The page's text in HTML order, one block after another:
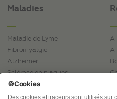
Maladies
Maladie de Lyme
Fibromyalgie
Alzheimer
Sclérose en plaques
Afficher la suite
A
A